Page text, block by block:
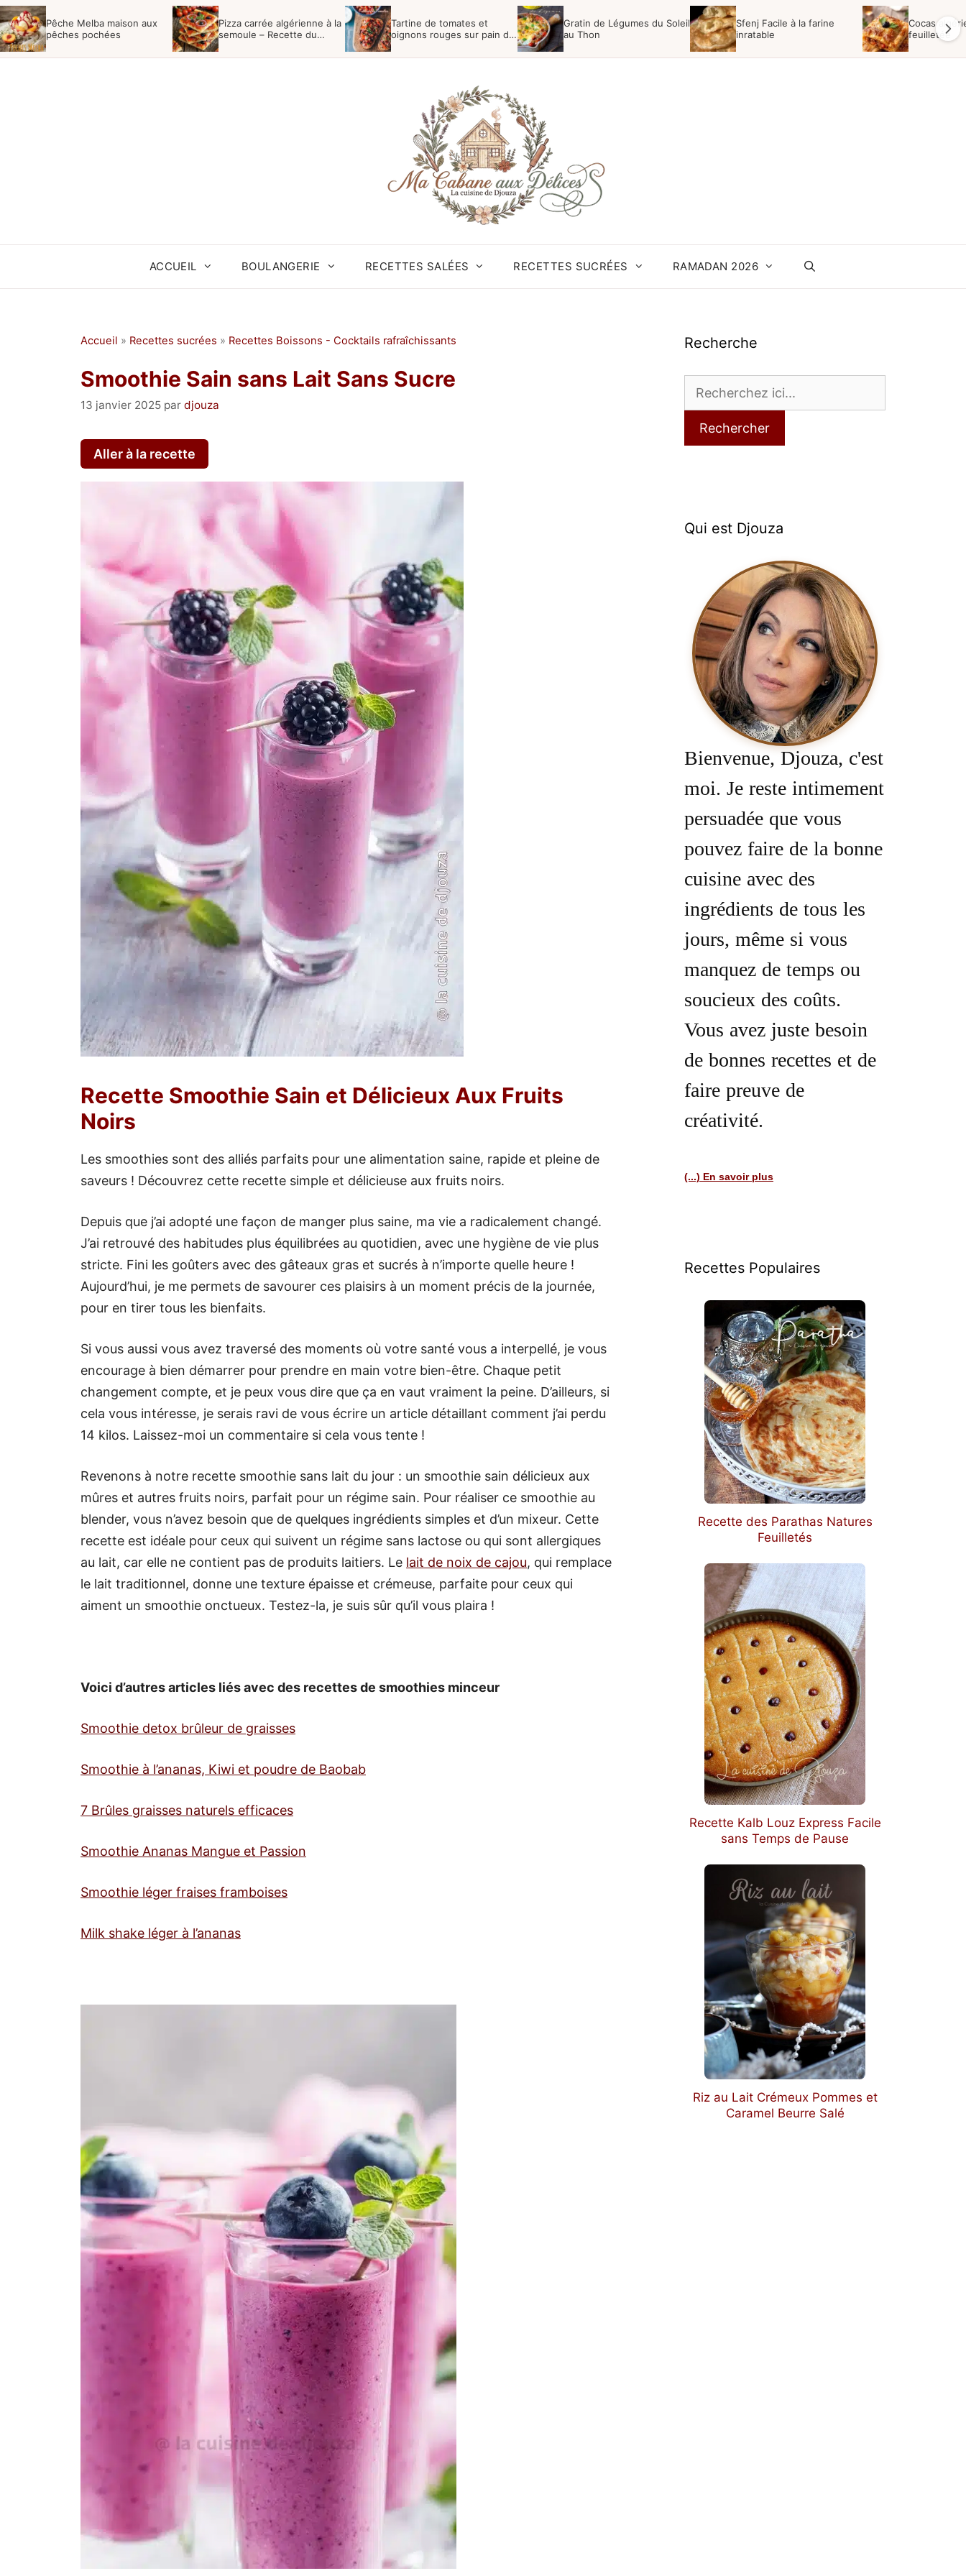
Aller
au
contenu
Pêche Melba maison aux
pêches pochées
Pizza carrée algérienne à la
semoule – Recette du
Tartine de tomates et
oignons rouges sur pain de
Gratin de Légumes du Soleil
au Thon
Sfenj Facile à la farine
inratable
Cocas
feuilletée
ACCUEIL BOULANGERIE RECETTES SALÉES RECETTES SUCRÉES RAMADAN 2026
Accueil » Recettes sucrées » Recettes Boissons - Cocktails rafraîchissants
Smoothie Sain sans Lait Sans Sucre
13 janvier 2025 par djouza
Aller à la recette
Recette Smoothie Sain et Délicieux Aux Fruits
Noirs
Les smoothies sont des alliés parfaits pour une alimentation saine, rapide et pleine de
saveurs ! Découvrez cette recette simple et délicieuse aux fruits noirs.
Depuis que j’ai adopté une façon de manger plus saine, ma vie a radicalement changé.
J’ai retrouvé des habitudes plus équilibrées au quotidien, avec une hygiène de vie plus
stricte. Fini les goûters avec des gâteaux gras et sucrés à n’importe quelle heure !
Aujourd’hui, je me permets de savourer ces plaisirs à un moment précis de la journée,
pour en tirer tous les bienfaits.
Si vous aussi vous avez traversé des moments où votre santé vous a interpellé, je vous
encourage à bien démarrer pour prendre en main votre bien-être. Chaque petit
changement compte, et je peux vous dire que ça en vaut vraiment la peine. D’ailleurs, si
cela vous intéresse, je serais ravi de vous écrire un article détaillant comment j’ai perdu
14 kilos. Laissez-moi un commentaire si cela vous tente !
Revenons à notre recette smoothie sans lait du jour : un smoothie sain délicieux aux
mûres et autres fruits noirs, parfait pour un régime sain. Pour réaliser ce smoothie au
blender, vous n’avez besoin que de quelques ingrédients simples et d’un mixeur. Cette
recette est idéale pour ceux qui suivent un régime sans lactose ou qui sont allergiques
au lait, car elle ne contient pas de produits laitiers. Le lait de noix de cajou, qui remplace
le lait traditionnel, donne une texture épaisse et crémeuse, parfaite pour ceux qui
aiment un smoothie onctueux. Testez-la, je suis sûr qu’il vous plaira !
Voici d’autres articles liés avec des recettes de smoothies minceur
Smoothie detox brûleur de graisses
Smoothie à l’ananas, Kiwi et poudre de Baobab
7 Brûles graisses naturels efficaces
Smoothie Ananas Mangue et Passion
Smoothie léger fraises framboises
Milk shake léger à l’ananas
Recherche
Rechercher
Qui est Djouza
Bienvenue, Djouza, c'est
moi. Je reste intimement
persuadée que vous
pouvez faire de la bonne
cuisine avec des
ingrédients de tous les
jours, même si vous
manquez de temps ou
soucieux des coûts.
Vous avez juste besoin
de bonnes recettes et de
faire preuve de
créativité.
(...) En savoir plus
Recettes Populaires
Recette des Parathas Natures
Feuilletés
Recette Kalb Louz Express Facile
sans Temps de Pause
Riz au Lait Crémeux Pommes et
Caramel Beurre Salé